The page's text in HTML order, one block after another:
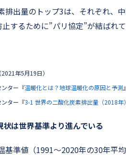
排出量のトップ3は、それぞれ、
止するために”パリ協定”が結ばれ
2021年5月19日）
ター『温暖化とは？地球温暖化の原因と予測』
ター『3-1 世界の二酸化炭素排出量（2018年）
は世界基準より進んでいる
基準値（1991〜2020年の30年平